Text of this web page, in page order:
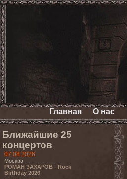
Главная О нас
Ближайшие 25
концертов
07.08.2026
Москва
РОМАН ЗАХАРОВ - Rock
Birthday 2026